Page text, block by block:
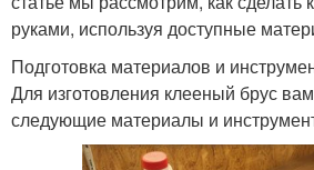
руками, используя доступные
Подготовка материалов и
Для изготовления клееный брус
следующие материалы и